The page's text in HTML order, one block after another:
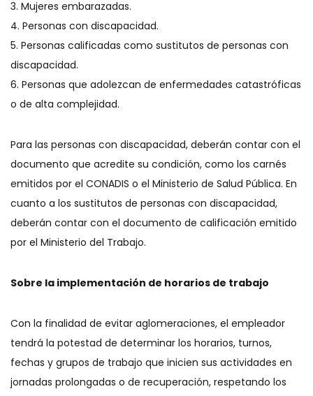
3. Mujeres embarazadas.
4. Personas con discapacidad.
5. Personas calificadas como sustitutos de personas con
discapacidad.
6. Personas que adolezcan de enfermedades catastróficas
o de alta complejidad.
Para las personas con discapacidad, deberán contar con el
documento que acredite su condición, como los carnés
emitidos por el CONADIS o el Ministerio de Salud Pública. En
cuanto a los sustitutos de personas con discapacidad,
deberán contar con el documento de calificación emitido
por el Ministerio del Trabajo.
Sobre la implementación de horarios de trabajo
Con la finalidad de evitar aglomeraciones, el empleador
tendrá la potestad de determinar los horarios, turnos,
fechas y grupos de trabajo que inicien sus actividades en
jornadas prolongadas o de recuperación, respetando los